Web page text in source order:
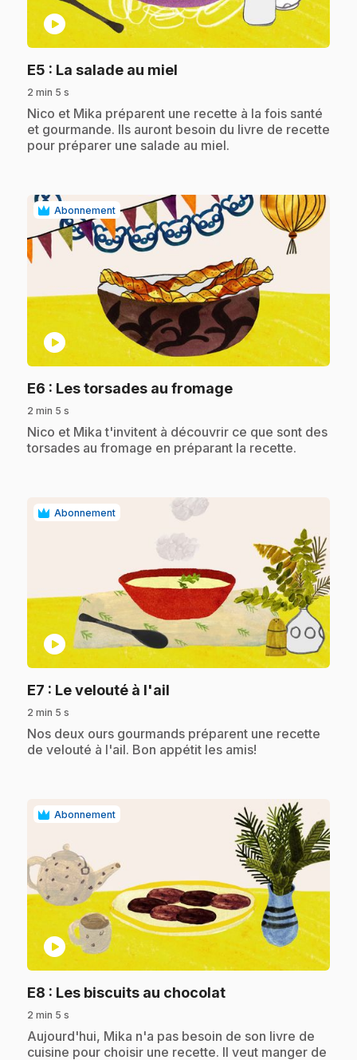
play_circle
E5 : La salade au miel
2 min 5 s
.Nico et Mika préparent une recette à la fois santé
et gourmande. Ils auront besoin du livre de recette
pour préparer une salade au miel.
Abonnement
play_circle
E6 : Les torsades au fromage.
2 min 5 s
.Nico et Mika t'invitent à découvrir ce que sont des
torsades au fromage en préparant la recette.
Abonnement
play_circle
E7 : Le velouté à l'ail
2 min 5 s
.Nos deux ours gourmands préparent une recette
de velouté à l'ail. Bon appétit les amis!
Abonnement
play_circle
E8 : Les biscuits au chocolat.
2 min 5 s
.Aujourd'hui, Mika n'a pas besoin de son livre de
cuisine pour choisir une recette. Il veut manger de